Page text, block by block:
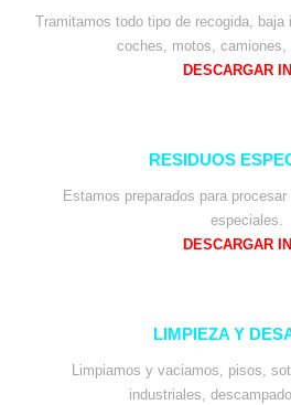
Tramitamos todo tipo de recogida,
coches, motos,
DESCARGAR
RESIDUOS
Estamos preparados para
especiales.
DESCARGAR
LIMPIEZA Y
Limpiamos y vaciamos, pisos,
industriales,